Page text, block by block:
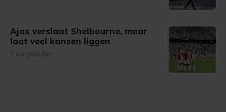
Ajax verslaat Shelbourne, maar
laat veel kansen liggen
7 uur geleden